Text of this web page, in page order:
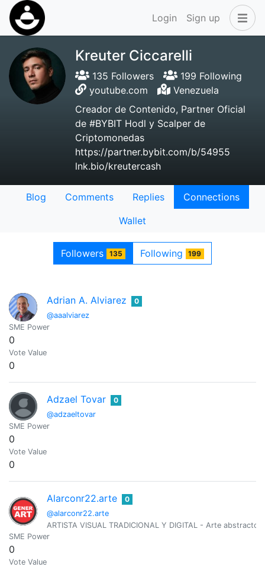
Login Sign up
Kreuter Ciccarelli
135 Followers
199 Following
youtube.com
Venezuela
Creador de Contenido, Partner Oficial
de #BYBIT Hodl y Scalper de
Criptomonedas
https://partner.bybit.com/b/54955
lnk.bio/kreutercash
Blog Comments Replies
Connections
Wallet
Followers 135 Following 199
Adrian A. Alviarez
@aaalviarez
0
SME Power
0
Vote Value
0
Adzael Tovar
@adzaeltovar
0
SME Power
0
Vote Value
0
Alarconr22.arte
@alarconr22.arte
0
ARTISTA VISUAL TRADICIONAL Y DIGITAL - Arte
SME Power
0
Vote Value